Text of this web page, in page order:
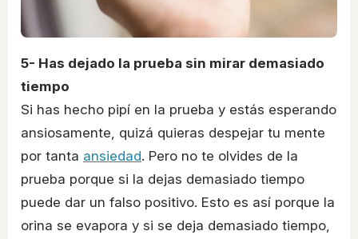
5- Has dejado la prueba sin mirar demasiado
tiempo
Si has hecho pipí en la prueba y estás esperando
ansiosamente, quizá quieras despejar tu mente
por tanta ansiedad. Pero no te olvides de la
prueba porque si la dejas demasiado tiempo
puede dar un falso positivo. Esto es así porque la
orina se evapora y si se deja demasiado tiempo,